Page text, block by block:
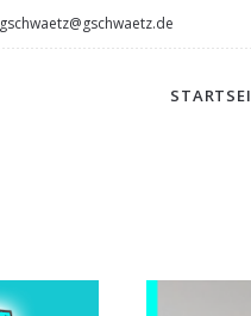
gschwaetz@gschwaetz.de